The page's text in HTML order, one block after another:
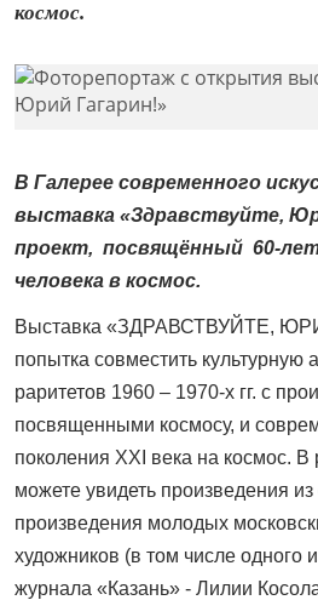
космос.
В Галерее современного
выставка «Здравствуйте,
проект, посвящённый 60-
человека в космос.
Выставка «ЗДРАВСТВУЙТЕ,
попытка совместить культурную
раритетов 1960 – 1970-х гг. с
посвященными космосу, и
поколения XXI века на космос.
можете увидеть произведения
произведения молодых
художников (в том числе одного
журнала «Казань» - Лилии